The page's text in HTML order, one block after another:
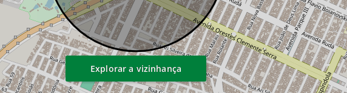
Explorar a vizinhança